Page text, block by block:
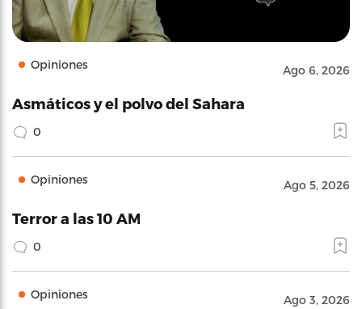
Opiniones Ago 6, 2026
Asmáticos y el polvo del Sahara
0
Opiniones Ago 5, 2026
Terror a las 10 AM
0
Opiniones Ago 3, 2026